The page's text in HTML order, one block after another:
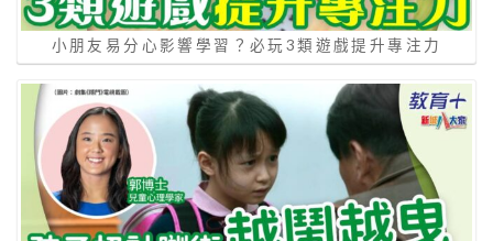
小朋友易分心影響學習？必玩3類遊戲提升專注力